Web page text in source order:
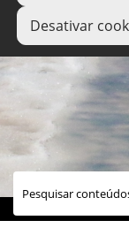
Desativar
links úteis